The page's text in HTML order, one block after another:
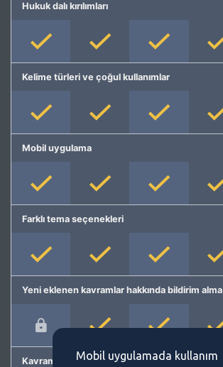
Hukuk dalı kırılımları
Kelime türleri ve çoğul kullanımlar
Mobil uygulama
Farklı tema seçenekleri
Yeni eklenen kavramlar hakkında bildirim alma
Kavram önermeMobil uygulamada kullanım